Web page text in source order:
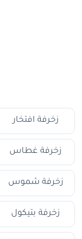
زخرفة افتخار
زخرفة غطاس
زخرفة شموس
زخرفة بتيكول